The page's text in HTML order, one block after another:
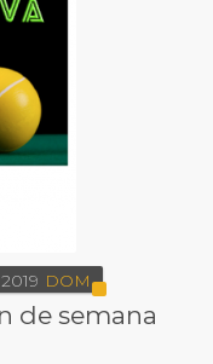
2019 DOM
de semana